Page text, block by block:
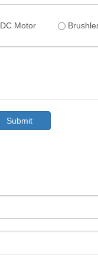
DC Motor
Submit